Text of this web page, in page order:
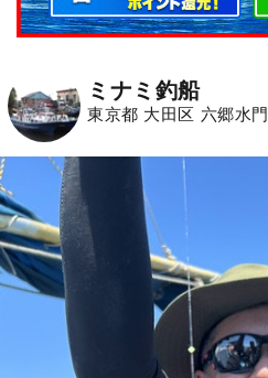
ミナミ釣船
東京都 大田区 六郷水門